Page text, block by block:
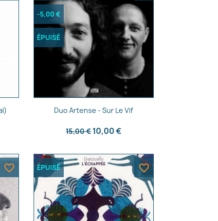
Aperçu rapide
Duo Artense - Sur Le Vif
15,00 €10,00 €
-5,00 €
ÉPUISÉ
favorite_border ÉPUISÉ favorite_border